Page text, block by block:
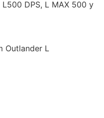
DPS, L MAX 500 y